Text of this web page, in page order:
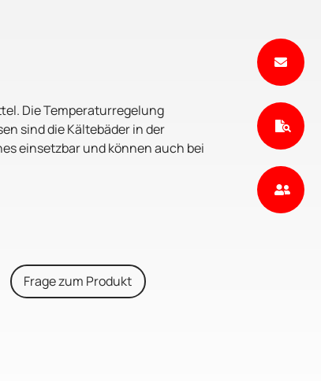
Die Temperaturregelung
sind die Kältebäder in der
einsetzbar und können auch bei
Frage zum Produkt